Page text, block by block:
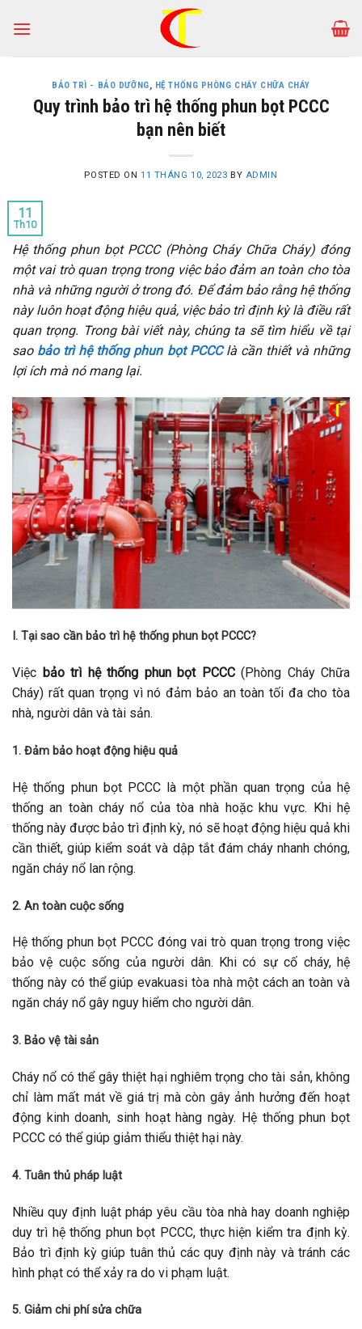
BẢO TRÌ - BẢO DƯỠNG, HỆ THỐNG PHÒNG CHÁY CHỮA CHÁY
Quy trình bảo trì hệ thống phun bọt PCCC
bạn nên biết
POSTED ON 11 THÁNG 10, 2023 BY ADMIN
11
Th10
Hệ thống phun bọt PCCC (Phòng Cháy Chữa Cháy) đóng
một vai trò quan trọng trong việc bảo đảm an toàn cho tòa
nhà và những người ở trong đó. Để đảm bảo rằng hệ thống
này luôn hoạt động hiệu quả, việc bảo trì định kỳ là điều rất
quan trọng. Trong bài viết này, chúng ta sẽ tìm hiểu về tại
saobảo trì hệ thống phun bọt PCCC là cần thiết và những
lợi ích mà nó mang lại.
I. Tại sao cần bảo trì hệ thống phun bọt PCCC?
Việc bảo trì hệ thống phun bọt PCCC (Phòng Cháy Chữa
Cháy) rất quan trọng vì nó đảm bảo an toàn tối đa cho tòa
nhà, người dân và tài sản.
1. Đảm bảo hoạt động hiệu quả
Hệ thống phun bọt PCCC là một phần quan trọng của hệ
thống an toàn cháy nổ của tòa nhà hoặc khu vực. Khi hệ
thống này được bảo trì định kỳ, nó sẽ hoạt động hiệu quả khi
cần thiết, giúp kiểm soát và dập tắt đám cháy nhanh chóng,
ngăn cháy nổ lan rộng.
2. An toàn cuộc sống
Hệ thống phun bọt PCCC đóng vai trò quan trọng trong việc
bảo vệ cuộc sống của người dân. Khi có sự cố cháy, hệ
thống này có thể giúp evakuasi tòa nhà một cách an toàn và
ngăn cháy nổ gây nguy hiểm cho người dân.
3. Bảo vệ tài sản
Cháy nổ có thể gây thiệt hại nghiêm trọng cho tài sản, không
chỉ làm mất mát về giá trị mà còn gây ảnh hưởng đến hoạt
động kinh doanh, sinh hoạt hàng ngày. Hệ thống phun bọt
PCCC có thể giúp giảm thiểu thiệt hại này.
4. Tuân thủ pháp luật
Nhiều quy định luật pháp yêu cầu tòa nhà hay doanh nghiệp
duy trì hệ thống phun bọt PCCC, thực hiện kiểm tra định kỳ.
Bảo trì định kỳ giúp tuân thủ các quy định này và tránh các
hình phạt có thể xảy ra do vi phạm luật.
5. Giảm chi phí sửa chữa